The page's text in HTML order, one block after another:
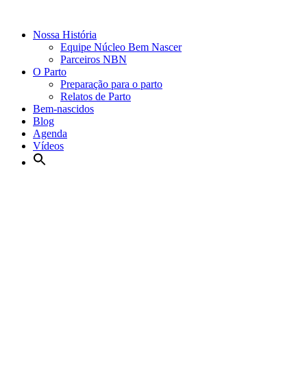
Nossa História
Equipe Núcleo Bem Nascer
Parceiros NBN
O Parto
Preparação para o parto
Relatos de Parto
Bem-nascidos
Blog
Agenda
Vídeos